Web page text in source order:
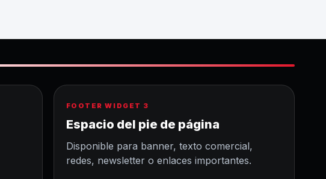
FOOTER WIDGET 3
Espacio del pie de página
Disponible para banner, texto comercial,
redes, newsletter o enlaces importantes.